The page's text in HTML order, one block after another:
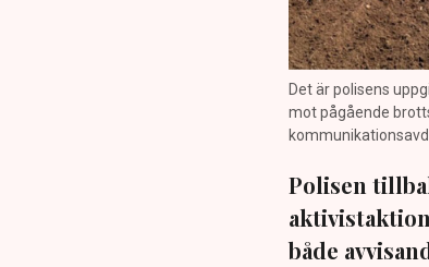
Det är polisens
mot pågående
Polisen
både